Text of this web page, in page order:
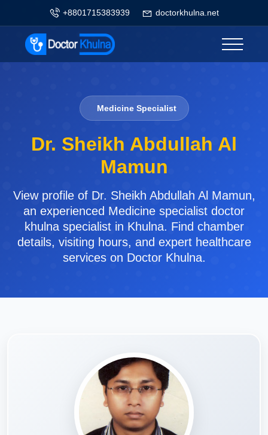
+8801715383939 doctorkhulna.net
Medicine Specialist
Dr. Sheikh Abdullah Al
Mamun
View profile of Dr. Sheikh Abdullah Al Mamun,
an experienced Medicine specialist doctor
khulna specialist in Khulna. Find chamber
details, visiting hours, and expert healthcare
services on Doctor Khulna.